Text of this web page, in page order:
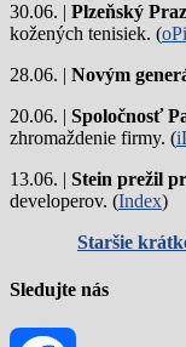
30.06. | Plzeňský
kožených tenisiek. (
28.06. | Novým
20.06. | Spoločnosť
zhromaždenie firmy. (
13.06. | Stein prežil
developerov. (Index)
Staršie
Sledujte nás